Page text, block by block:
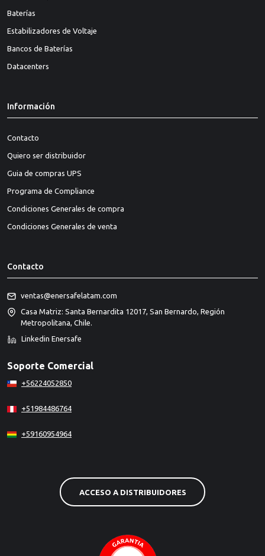
Baterías
Estabilizadores de Voltaje
Bancos de Baterías
Datacenters
Información
Contacto
Quiero ser distribuidor
Guia de compras UPS
Programa de Compliance
Condiciones Generales de compra
Condiciones Generales de venta
Contacto
ventas@enersafelatam.com
Casa Matriz: Santa Bernardita 12017, San Bernardo, Región
Metropolitana, Chile.
Linkedin Enersafe
Soporte Comercial
+56224052850
+51984486764
+59160954964
ACCESO A DISTRIBUIDORES